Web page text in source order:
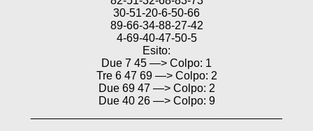
30-51-20-6-50-66
89-66-34-88-27-42
4-69-40-47-50-5
Esito:
Due 7 45 —> Colpo: 1
Tre 6 47 69 —> Colpo: 2
Due 69 47 —> Colpo: 2
Due 40 26 —> Colpo: 9